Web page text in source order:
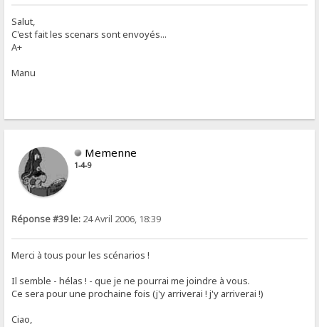
Salut,
C'est fait les scenars sont envoyés...
A+
Manu
Memenne
1-4-9
Réponse #39 le: 24 Avril 2006, 18:39
Merci à tous pour les scénarios !
Il semble - hélas ! - que je ne pourrai me joindre à vous.
Ce sera pour une prochaine fois (j'y arriverai ! j'y arriverai !)
Ciao,